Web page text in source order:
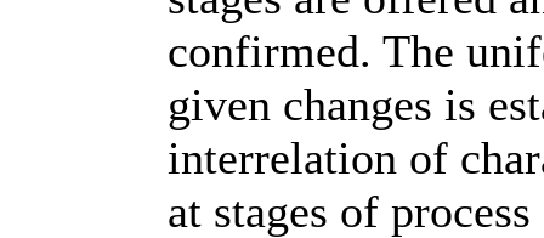
confirmed. The
given changes is
interrelation of
at stages of